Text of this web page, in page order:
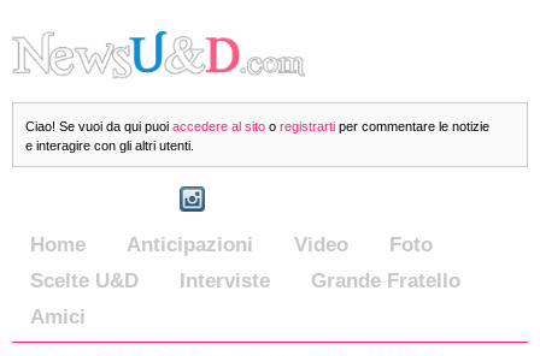
Ciao! Se vuoi da qui puoi accedere al sito o registrarti per commentare le notizie
e interagire con gli altri utenti.
Home Anticipazioni Video
Foto
Scelte U&D
Interviste
Grande Fratello
Amici